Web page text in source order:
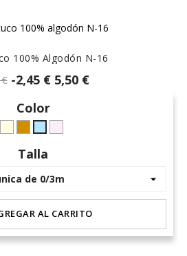
100% Algodón N-16
-2,45 € 5,50 €
Color
crudo-
marfil
Camel-
6
celeste-
Talla
AL CARRITO